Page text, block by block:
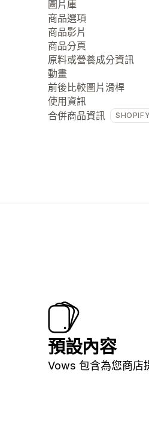
圖片庫
商品選項
商品影片
商品分頁
原料或營養成分資訊
動畫
前後比較圖片滑桿
使用資訊
合併商品資訊
預設內容
Vows 包含為您商店